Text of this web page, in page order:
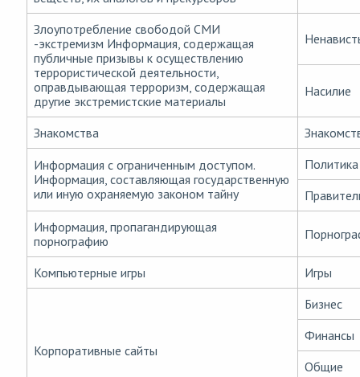
Злоупотребление свободой СМИ
-экстремизм Информация, содержащая
публичные призывы к осуществлению
террористической деятельности,
оправдывающая терроризм, содержащая
другие экстремистские материалы
Насилие
Знакомства
Информация с ограниченным доступом.
Информация, составляющая государственную
или иную охраняемую законом тайну
Политика
Информация, пропагандирующая
порнографию
Компьютерные игры Игры
Корпоративные сайты
Бизнес
Финансы
Общие